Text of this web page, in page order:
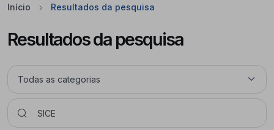
Início Resultados da pesquisa
Resultados da pesquisa